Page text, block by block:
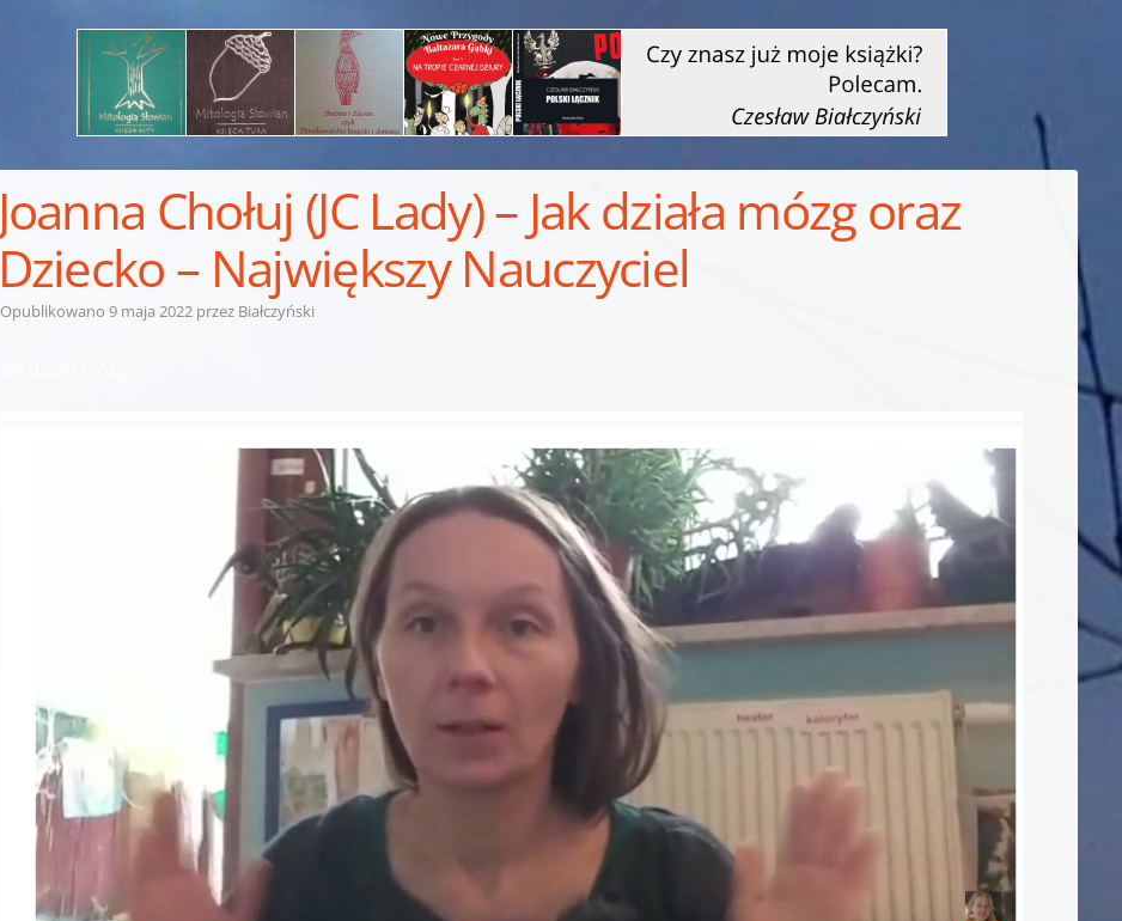
Joanna Chołuj (JC Lady) – Jak działa mózg oraz
Dziecko – Największy Nauczyciel
Opublikowano9 maja 2022 przez Białczyński